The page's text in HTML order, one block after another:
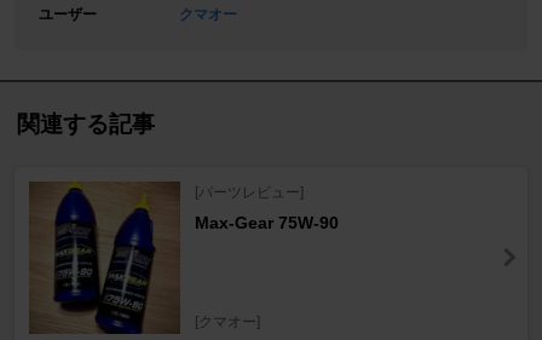
ユーザー クマオー
関連する記事
[パーツレビュー]
Max-Gear 75W-90
[クマオー]